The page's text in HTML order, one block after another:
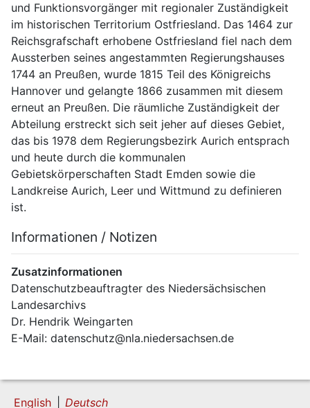
und Funktionsvorgänger mit regionaler Zuständigkeit
im historischen Territorium Ostfriesland. Das 1464 zur
Reichsgrafschaft erhobene Ostfriesland fiel nach dem
Aussterben seines angestammten Regierungshauses
1744 an Preußen, wurde 1815 Teil des Königreichs
Hannover und gelangte 1866 zusammen mit diesem
erneut an Preußen. Die räumliche Zuständigkeit der
Abteilung erstreckt sich seit jeher auf dieses Gebiet,
das bis 1978 dem Regierungsbezirk Aurich entsprach
und heute durch die kommunalen
Gebietskörperschaften Stadt Emden sowie die
Landkreise Aurich, Leer und Wittmund zu definieren
ist.
Informationen / Notizen
Zusatzinformationen
Datenschutzbeauftragter des Niedersächsischen
Landesarchivs
Dr. Hendrik Weingarten
E-Mail: datenschutz@nla.niedersachsen.de
English Deutsch